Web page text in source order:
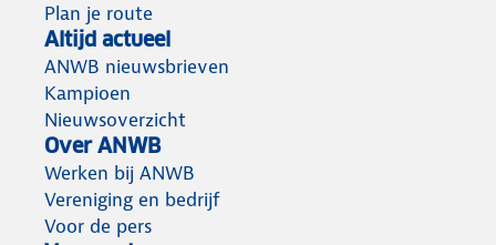
Plan je route
Altijd actueel
ANWB nieuwsbrieven
Kampioen
Nieuwsoverzicht
Over ANWB
Werken bij ANWB
Vereniging en bedrijf
Voor de pers